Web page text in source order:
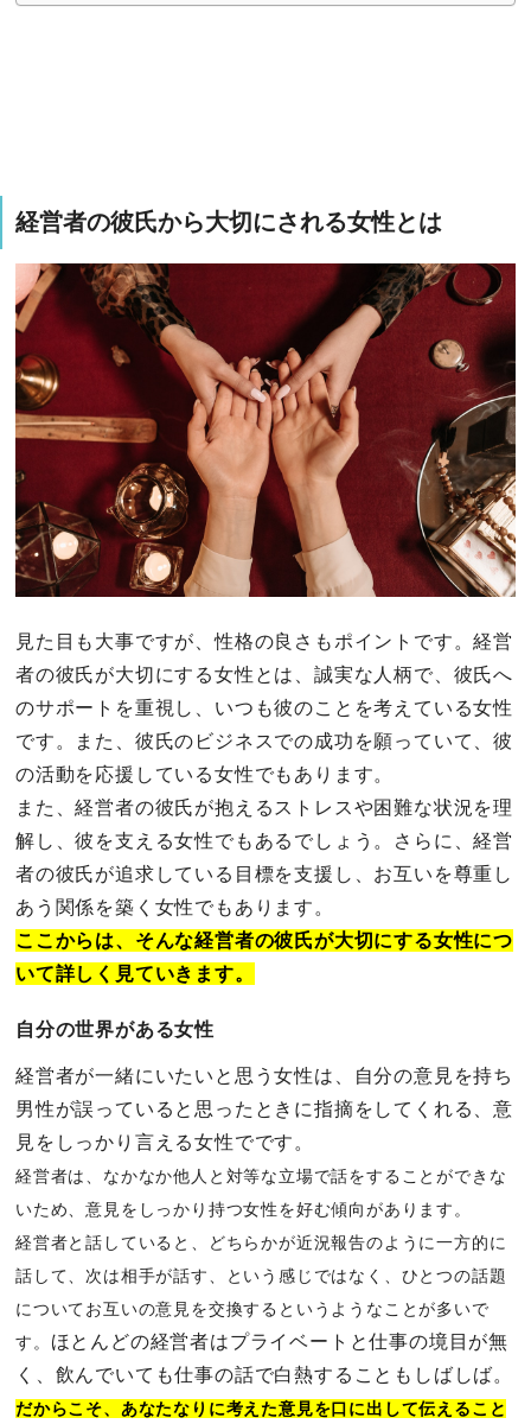
経営者の彼氏から大切にされる女性とは
見た目も大事ですが、性格の良さもポイントです。経営
者の彼氏が大切にする女性とは、誠実な人柄で、彼氏へ
のサポートを重視し、いつも彼のことを考えている女性
です。また、彼氏のビジネスでの成功を願っていて、彼
の活動を応援している女性でもあります。
また、経営者の彼氏が抱えるストレスや困難な状況を理
解し、彼を支える女性でもあるでしょう。さらに、経営
者の彼氏が追求している目標を支援し、お互いを尊重し
あう関係を築く女性でもあります。
ここからは、そんな経営者の彼氏が大切にする女性につ
いて詳しく見ていきます。
自分の世界がある女性
経営者が一緒にいたいと思う女性は、自分の意見を持ち
男性が誤っていると思ったときに指摘をしてくれる、意
見をしっかり言える女性でです。
経営者は、なかなか他人と対等な立場で話をすることができな
いため、意見をしっかり持つ女性を好む傾向があります。
経営者と話していると、どちらかが近況報告のように一方的に
話して、次は相手が話す、という感じではなく、ひとつの話題
についてお互いの意見を交換するというようなことが多いで
す。 ほとんどの経営者はプライベートと仕事の境目が無
く、飲んでいても仕事の話で白熱することもしばしば。
だからこそ、あなたなりに考えた意見を口に出して伝えること